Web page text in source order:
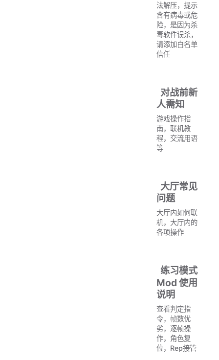
法解压，提示
含有病毒或危
险，是因为杀
毒软件误杀，
请添加白名单
信任
对战前新
人需知
游戏操作指
南，联机教
程，交流用语
等
大厅常见
问题
大厅内如何联
机，大厅内的
各项操作
练习模式
Mod 使用
说明
查看判定指
令，帧数优
劣，逐帧操
作，角色复
位，Rep接管